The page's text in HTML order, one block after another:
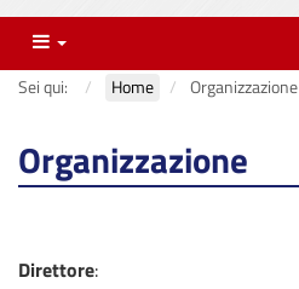
Menu
Sei qui: Home Organizzazione
Organizzazione
Direttore: